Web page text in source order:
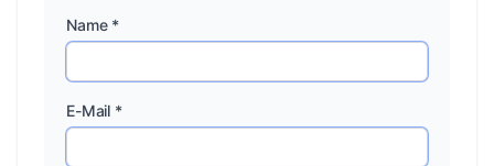
Name *
E-Mail *